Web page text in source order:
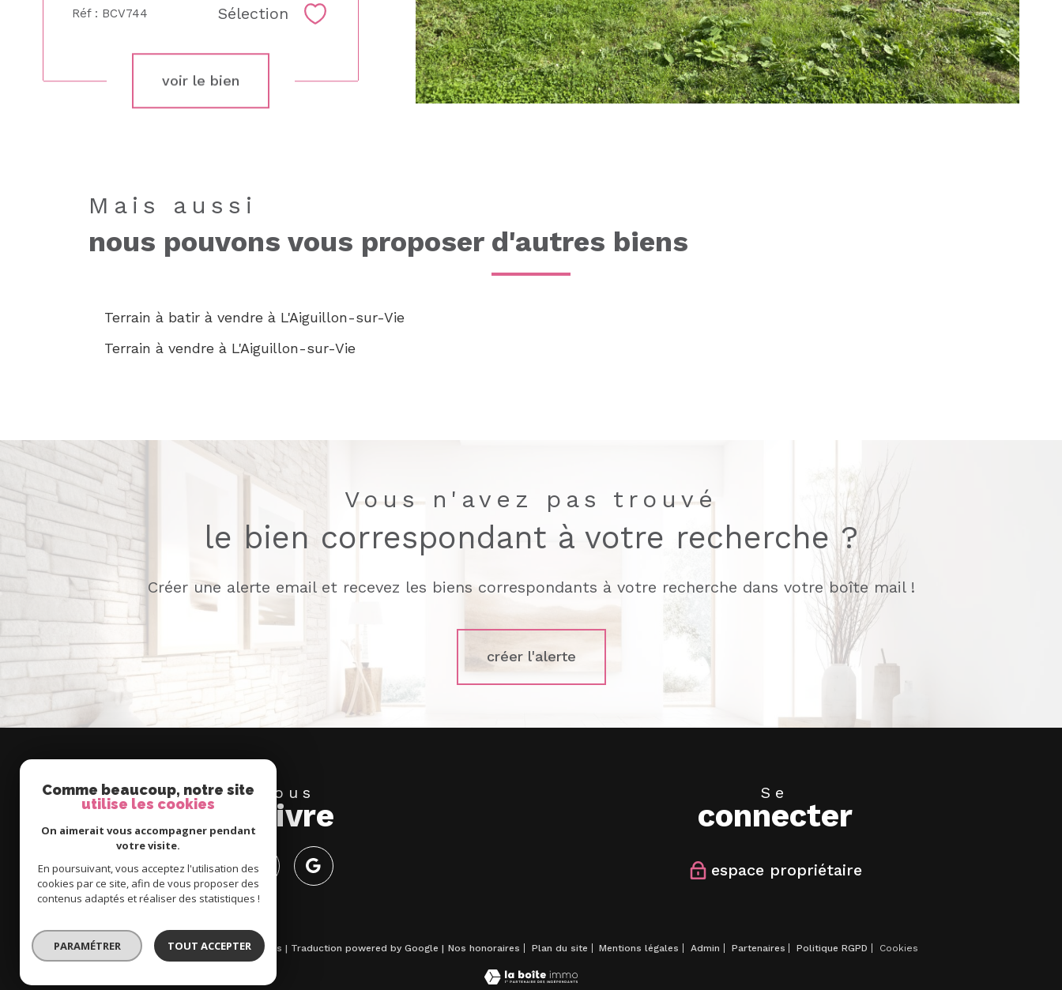
Réf : BCV744 Sélection Sélectionner
voir le bien
Mais aussi
nous pouvons vous proposer d'autres biens
Terrain à batir à vendre à L'Aiguillon-sur-Vie
Terrain à vendre à L'Aiguillon-sur-Vie
Vous n'avez pas trouvé
le bien correspondant à votre recherche ?
Créer une alerte email et recevez les biens correspondants à votre recherche dans votre boîte mail !
créer l'alerte
Nous
suivre
Se
connecter
espace propriétaire
© 2026 | Tous droits réservés | Traduction powered by Google | Nos honoraires Plan du site Mentions légales Admin Partenaires Politique RGPD Cookies
Comme beaucoup, notre site
utilise les cookies
On aimerait vous accompagner pendant
votre visite.
En poursuivant, vous acceptez l'utilisation des
cookies par ce site, afin de vous proposer des
contenus adaptés et réaliser des statistiques !
PARAMÉTRER TOUT ACCEPTER